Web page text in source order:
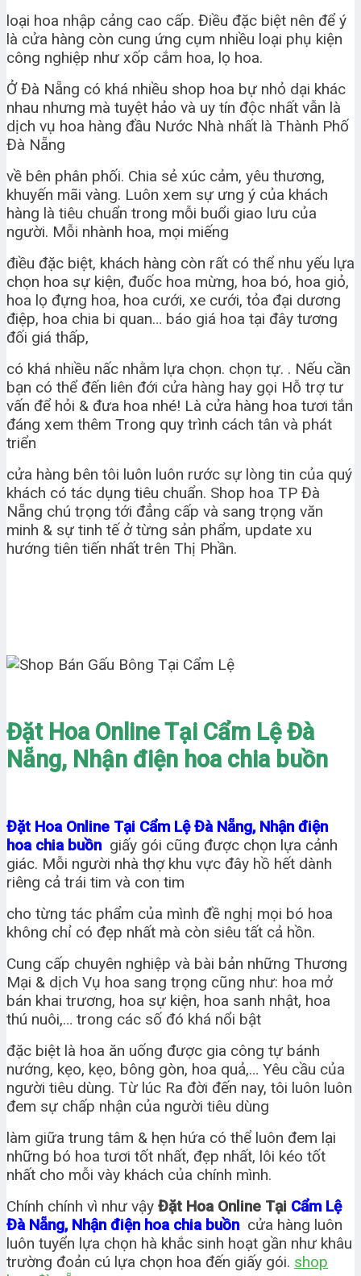
loại hoa nhập cảng cao cấp. Điều đặc biệt nên để ý
là cửa hàng còn cung ứng cụm nhiều loại phụ kiện
công nghiệp như xốp cắm hoa, lọ hoa.
Ở Đà Nẵng có khá nhiều shop hoa bự nhỏ dại khác
nhau nhưng mà tuyệt hảo và uy tín độc nhất vẫn là
dịch vụ hoa hàng đầu Nước Nhà nhất là Thành Phố
Đà Nẵng
về bên phân phối. Chia sẻ xúc cảm, yêu thương,
khuyến mãi vàng. Luôn xem sự ưng ý của khách
hàng là tiêu chuẩn trong mỗi buổi giao lưu của
người. Mỗi nhành hoa, mọi miếng
điều đặc biệt, khách hàng còn rất có thể nhu yếu lựa
chọn hoa sự kiện, đuốc hoa mừng, hoa bó, hoa giỏ,
hoa lọ đựng hoa, hoa cưới, xe cưới, tỏa đại dương
điệp, hoa chia bi quan… báo giá hoa tại đây tương
đối giá thấp,
có khá nhiều nấc nhằm lựa chọn. chọn tự. . Nếu cần
bạn có thể đến liên đới cửa hàng hay gọi Hỗ trợ tư
vấn để hỏi & đưa hoa nhé! Là cửa hàng hoa tươi tắn
đáng xem thêm Trong quy trình cách tân và phát
triển
cửa hàng bên tôi luôn luôn rước sự lòng tin của quý
khách có tác dụng tiêu chuẩn. Shop hoa TP Đà
Nẵng chú trọng tới đẳng cấp và sang trọng văn
minh & sự tinh tế ở từng sản phẩm, update xu
hướng tiên tiến nhất trên Thị Phần.
Đặt Hoa Online Tại Cẩm Lệ Đà
Nẵng, Nhận điện hoa chia buồn
Đặt Hoa Online Tại Cẩm Lệ Đà Nẵng, Nhận điện
hoa chia buồn giấy gói cũng được chọn lựa cảnh
giác. Mỗi người nhà thợ khu vực đây hồ hết dành
riêng cả trái tim và con tim
cho từng tác phẩm của mình đề nghị mọi bó hoa
không chỉ có đẹp nhất mà còn siêu tất cả hồn.
Cung cấp chuyên nghiệp và bài bản những Thương
Mại & dịch Vụ hoa sang trọng cũng như: hoa mở
bán khai trương, hoa sự kiện, hoa sanh nhật, hoa
thú nuôi,… trong các số đó khá nổi bật
đặc biệt là hoa ăn uống được gia công tự bánh
nướng, kẹo, kẹo, bông gòn, hoa quả,… Yêu cầu của
người tiêu dùng. Từ lúc Ra đời đến nay, tôi luôn luôn
đem sự chấp nhận của người tiêu dùng
làm giữa trung tâm & hẹn hứa có thể luôn đem lại
những bó hoa tươi tốt nhất, đẹp nhất, lôi kéo tốt
nhất cho mỗi vày khách của chính mình.
Chính chính vì như vậy Đặt Hoa Online Tại Cẩm Lệ
Đà Nẵng, Nhận điện hoa chia buồn cửa hàng luôn
luôn tuyển lựa chọn hà khắc sinh hoạt gần như khâu
trường đoản cú lựa chọn hoa đến giấy gói. shop